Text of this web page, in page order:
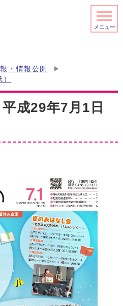
メニュー
・情報公開
成29年7月1日